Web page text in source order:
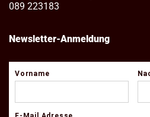
089 223183
Newsletter-Anmeldung